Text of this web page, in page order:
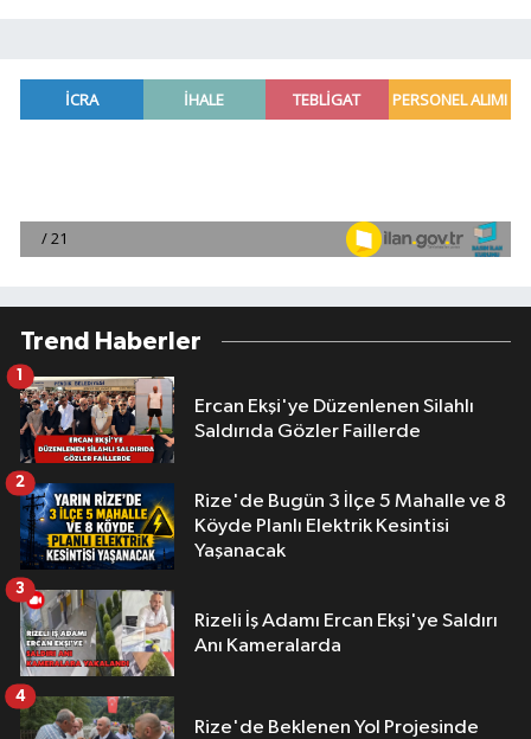
Trend Haberler
Ercan Ekşi'ye Düzenlenen Silahlı
Saldırıda Gözler Faillerde
1
Rize'de Bugün 3 İlçe 5 Mahalle ve 8
Köyde Planlı Elektrik Kesintisi
Yaşanacak
2
Rizeli İş Adamı Ercan Ekşi'ye Saldırı
Anı Kameralarda
3
Rize'de Beklenen Yol Projesinde
4